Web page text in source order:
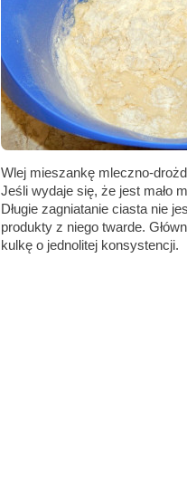
Wlej mieszankę mleczno-
Jeśli wydaje się, że jest mało
Długie zagniatanie ciasta nie
produkty z niego twarde.
kulkę o jednolitej konsystencji.